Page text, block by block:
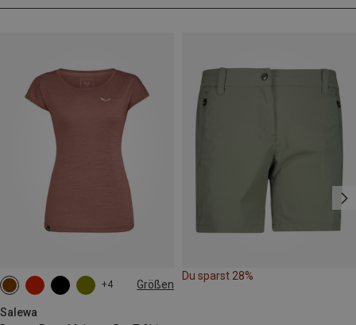
+4 Größen
Salewa
XS S M
XXL
Du sparst 28%